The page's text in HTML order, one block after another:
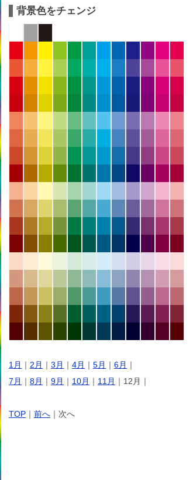
背景色をチェンジ
1月 ｜ 2月 ｜ 3月 ｜ 4月 ｜ 5月 ｜ 6月 ｜
7月 ｜ 8月 ｜ 9月 ｜ 10月 ｜ 11月 ｜12月｜
TOP ｜ 前へ ｜次へ